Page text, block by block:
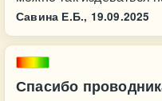
Савина Е.Б., 19.09.2025
Спасибо